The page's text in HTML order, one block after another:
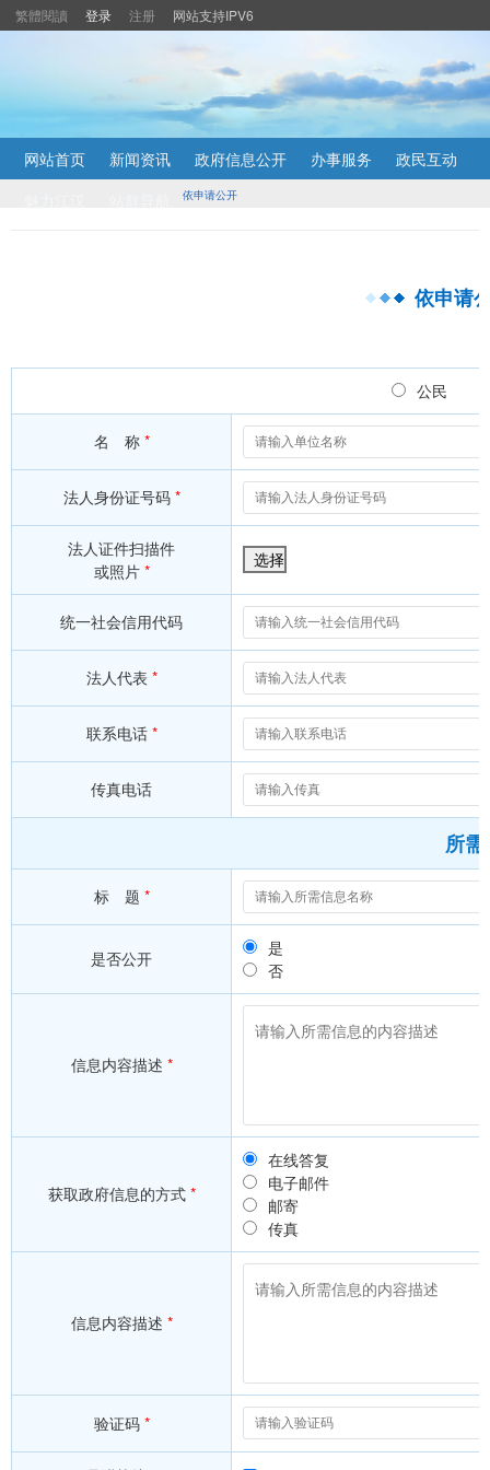
繁體閱讀 登录 注册 网站支持IPV6
网站首页 新闻资讯 政府信息公开 办事服务
政民互动
依申请公开
依申请
公民
名 称 *
法人身份证号码 *
法人证件扫描件
或照片 *
选择
统一社会信用代码
法人代表 *
联系电话 *
传真电话
所
标 题 *
是否公开
是
否
信息内容描述 *
获取政府信息的方式 *
在线答复
电子邮件
邮寄
传真
信息内容描述 *
验证码 *